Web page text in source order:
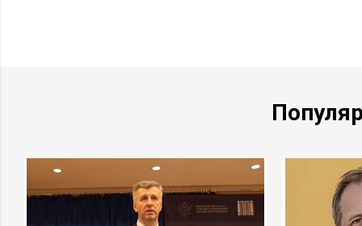
То есть сиди в своей келье, самосовершенствуйся, и
Если мы поглядим на Троицкую Лавру или на Валаам, как
центры, каковым они были в свое время, то все было
Вначале в леса и на острова уходили один-два молодых